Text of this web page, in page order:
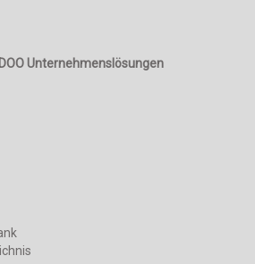
Unternehmenslösungen